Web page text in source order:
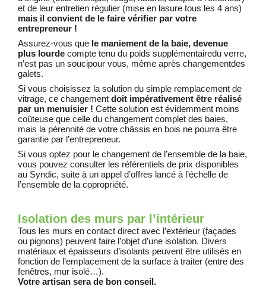
et de leur entretien régulier (mise en lasure tous les 4 ans)
mais il convient de le faire vérifier par votre
entrepreneur !
Assurez-vous que le maniement de la baie, devenue
plus lourdecompte tenu du poids supplémentairedu verre,
n’est pas un soucipour vous, même après changementdes
galets.
Si vous choisissez la solution du simple remplacement de
vitrage, ce changementdoit impérativement être réalisé
par un menuisier !Cette solution est évidemment moins
coûteuse que celle du changement complet des baies,
mais la pérennité de votre châssis en bois ne pourra être
garantie par l’entrepreneur.
Si vous optez pour le changement de l’ensemble de la baie,
vous pouvez consulter les référentiels de prix disponibles
au Syndic, suite à un appel d’offres lancé à l’échelle de
l’ensemble de la copropriété.
Isolation des murs par l’intérieur
Tous les murs en contact direct avec l’extérieur (façades
ou pignons) peuvent faire l’objet d’une isolation. Divers
matériaux et épaisseurs d’isolants peuvent être utilisés en
fonction de l’emplacement de la surface à traiter (entre des
fenêtres, mur isolé…).
Votre artisan sera de bon conseil.